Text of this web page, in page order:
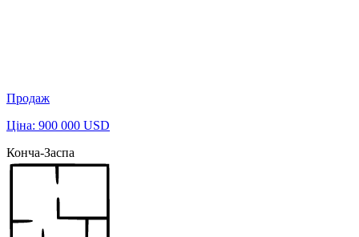
Продаж
Ціна: 900 000 USD
Конча-Заспа